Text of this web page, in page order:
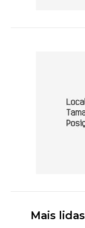
Mais lidas